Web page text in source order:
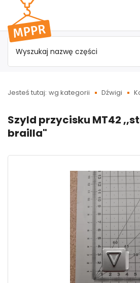
Przejdź do
menu
głównego
Jesteś tutaj: wg kategorii Dźwigi
Szyld przycisku MT42
brailla"